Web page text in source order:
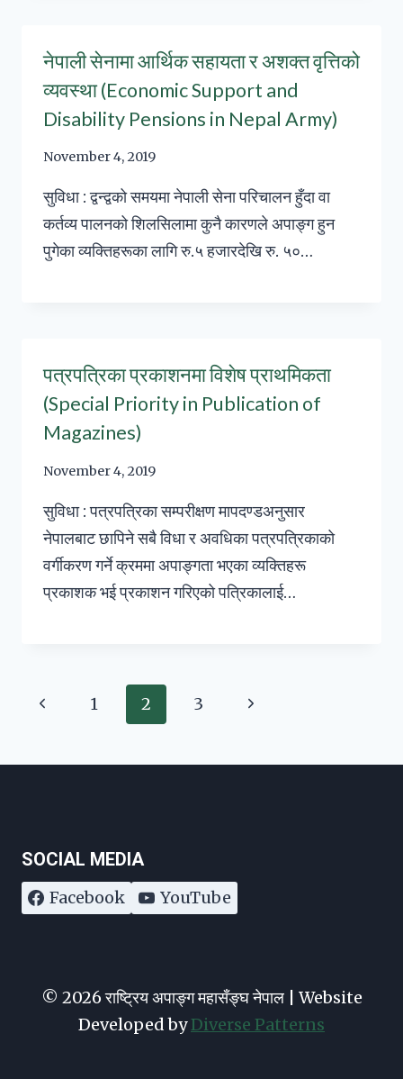
नेपाली सेनामा आर्थिक सहायता र अशक्त वृत्तिको
व्यवस्था (Economic Support and
Disability Pensions in Nepal Army)
November 4, 2019
सुविधा : द्वन्द्वको समयमा नेपाली सेना परिचालन हुँदा वा
कर्तव्य पालनको शिलसिलामा कुनै कारणले अपाङ्ग हुन
पुगेका व्यक्तिहरूका लागि रु.५ हजारदेखि रु. ५०…
पत्रपत्रिका प्रकाशनमा विशेष प्राथमिकता
(Special Priority in Publication of
Magazines)
November 4, 2019
सुविधा : पत्रपत्रिका सम्परीक्षण मापदण्डअनुसार
नेपालबाट छापिने सबै विधा र अवधिका पत्रपत्रिकाको
वर्गीकरण गर्ने क्रममा अपाङ्गता भएका व्यक्तिहरू
प्रकाशक भई प्रकाशन गरिएको पत्रिकालाई…
Page
Previous1 2 3
Next
SOCIAL MEDIA
Facebook YouTube
© 2026 राष्ट्रिय अपाङ्ग महासँङ्घ नेपाल | Website
Developed byDiverse Patterns